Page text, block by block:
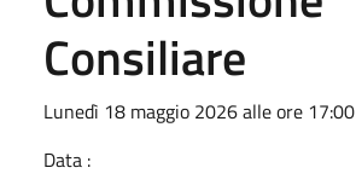
Consiliare
Lunedì 18 maggio 2026 alle ore 17:00
Data :